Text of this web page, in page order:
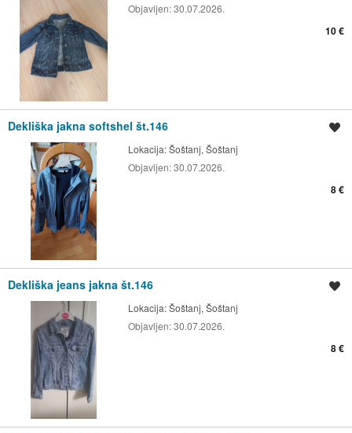
Objavljen:30.07.2026.
10 €
Dekliška jakna softshel št.146
Lokacija:Šoštanj, Šoštanj
Objavljen:30.07.2026.
8 €
Dekliška jeans jakna št.146
Lokacija:Šoštanj, Šoštanj
Objavljen:30.07.2026.
8 €